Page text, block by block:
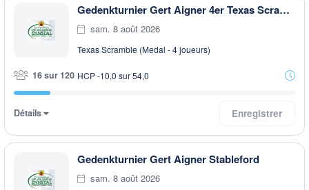
Gedenkturnier Gert Aigner 4er Texas Scramble
sam. 8 août 2026
Texas Scramble (Medal - 4 joueurs)
16 sur 120 HCP -10,0 sur 54,0
Détails Enregistrer
Gedenkturnier Gert Aigner Stableford
sam. 8 août 2026